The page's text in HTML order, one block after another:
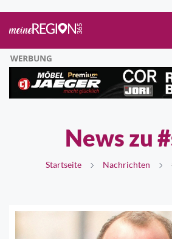
News zu
Startseite Nachrichten